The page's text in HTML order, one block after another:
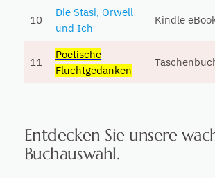
10
Die Stasi, Orwell
und Ich
Kindle
11
Poetische
Fluchtgedanken
Entdecken Sie unsere
Buchauswahl.